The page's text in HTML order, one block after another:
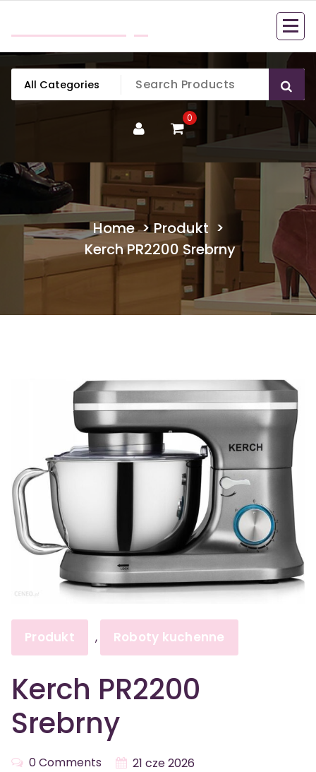
content
0
Home>Produkt >
Kerch PR2200 Srebrny
Produkt , Roboty kuchenne
Kerch PR2200
Srebrny
0 Comments 21 cze 2026